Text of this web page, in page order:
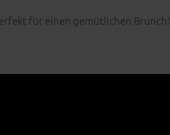
für einen gemütlichen Brunch!